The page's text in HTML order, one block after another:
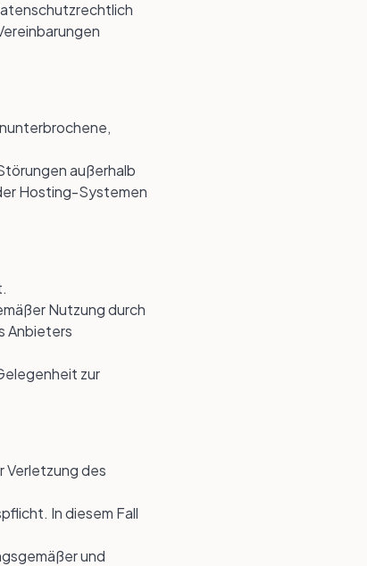
außerhalb
Hosting-Systemen
Nutzung durch
Anbieters
zur
Verletzung des
In diesem Fall
und